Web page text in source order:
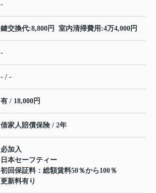
-
鍵交換代:8,800円 室内清掃費用:4万4,000円
-
- / -
有 / 18,000円
借家人賠償保険 / 2年
必加入
日本セーフティー
初回保証料：総額賃料50％から100％
更新料有り